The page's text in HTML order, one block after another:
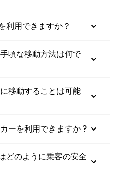
利用できますか？
頃な移動方法は何で
移動することは可能
ーを利用できますか ?
どのように乗客の安全